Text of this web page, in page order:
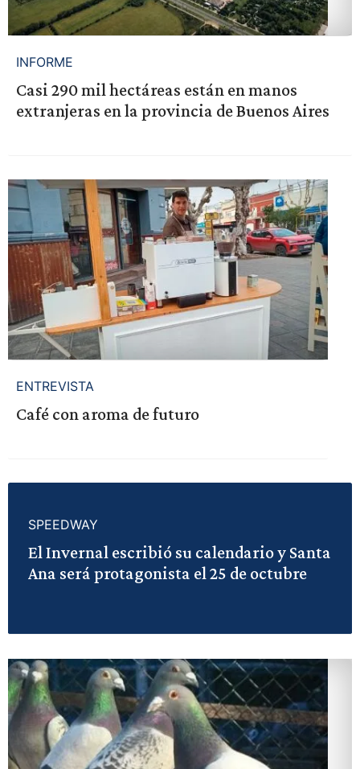
INFORME
Casi 290 mil hectáreas están en manos
extranjeras en la provincia de Buenos Aires
ENTREVISTA
Café con aroma de futuro
SPEEDWAY
El Invernal escribió su calendario y Santa
Ana será protagonista el 25 de octubre